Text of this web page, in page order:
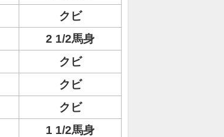
クビ
2 1/2馬身
クビ
クビ
クビ
1 1/2馬身